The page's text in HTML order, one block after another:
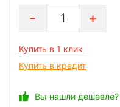
1
Купить в 1 клик
Купить в кредит
Вы нашли